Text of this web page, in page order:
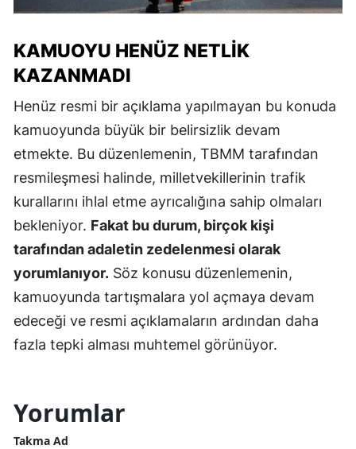
KAMUOYU HENÜZ NETLIK
KAZANMADI
Henüz resmi bir açıklama yapılmayan bu konuda
kamuoyunda büyük bir belirsizlik devam
etmekte. Bu düzenlemenin, TBMM tarafından
resmileşmesi halinde, milletvekillerinin trafik
kurallarını ihlal etme ayrıcalığına sahip olmaları
bekleniyor. Fakat bu durum, birçok kişi
tarafından adaletin zedelenmesi olarak
yorumlanıyor. Söz konusu düzenlemenin,
kamuoyunda tartışmalara yol açmaya devam
edeceği ve resmi açıklamaların ardından daha
fazla tepki alması muhtemel görünüyor.
Yorumlar
Takma Ad